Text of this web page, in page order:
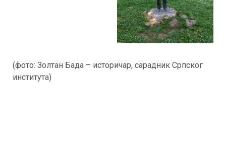
(фото: Золтан Бада – историчар, сарадник Српског
института)